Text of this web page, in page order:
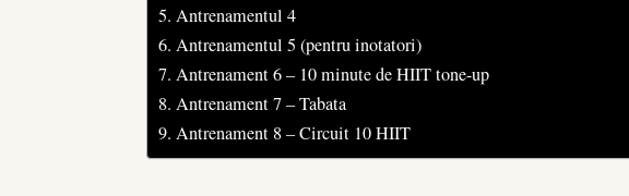
Antrenamentul 4
Antrenamentul 5 (pentru inotatori)
Antrenament 6 – 10 minute de HIIT tone-up
Antrenament 7 – Tabata
Antrenament 8 – Circuit 10 HIIT